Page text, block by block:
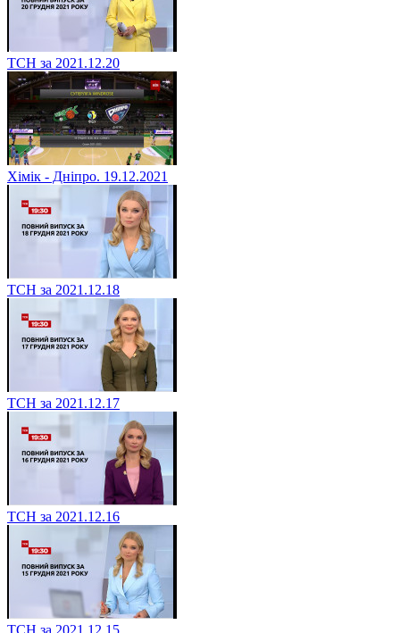
ТСН за 2021.12.20
Хімік - Дніпро. 19.12.2021
ТСН за 2021.12.18
ТСН за 2021.12.17
ТСН за 2021.12.16
ТСН за 2021.12.15